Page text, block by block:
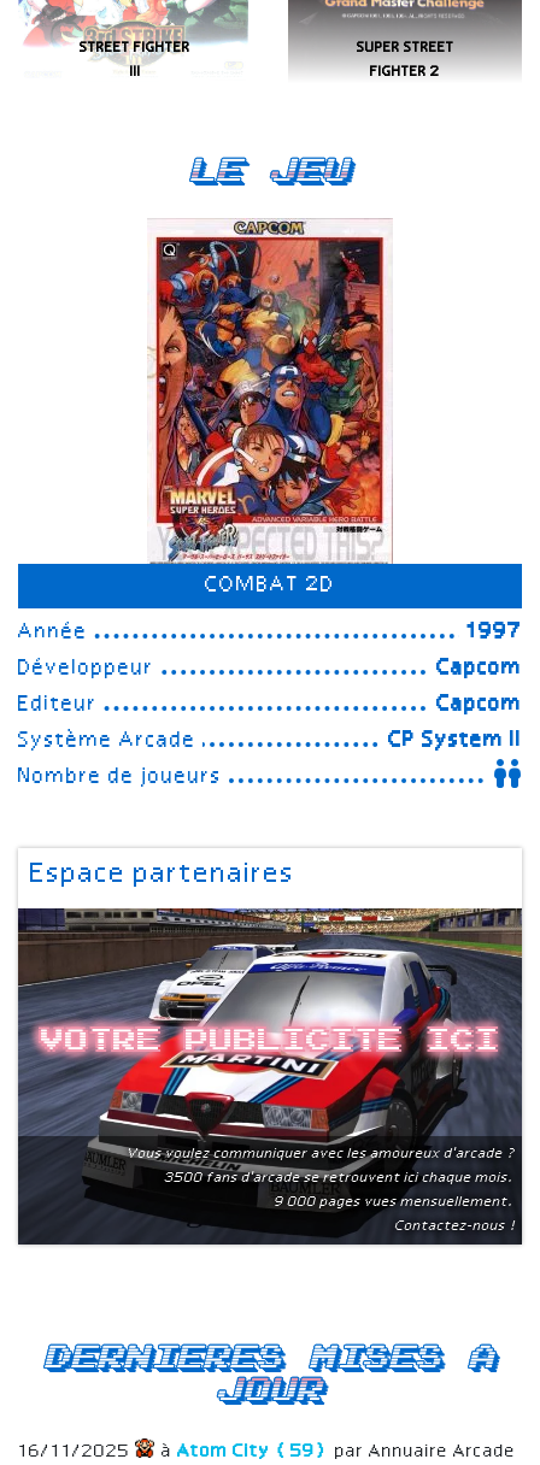
Le Jeu
COMBAT 2D
Année
1997
Développeur
Capcom
Editeur
Capcom
Système Arcade
CP System II
Nombre de joueurs
Espace partenaires
Votre publicite ici
Vous voulez communiquer avec les amoureux d'arcade ?
3500 fans d'arcade se retrouvent ici chaque mois.
9 000 pages vues mensuellement.
Contactez-nous !
STREET FIGHTER
SUPER STREET
FIGHTER 2
Dernieres mises a
jour
16/11/2025 à Atom City (59) par Annuaire Arcade